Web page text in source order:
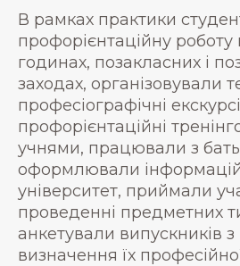
В рамках практики
профорієнтаційну роботу
годинах, позакласних і
заходах, організовували
професіографічні
профорієнтаційні
учнями, працювали з
оформлювали
університет, приймали
проведенні предметних
анкетували випускників
визначення їх